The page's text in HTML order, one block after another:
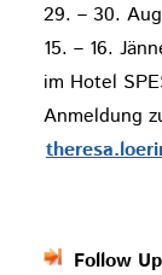
29. – 30.
15. – 16.
im Hotel
Anmeldung
Follow